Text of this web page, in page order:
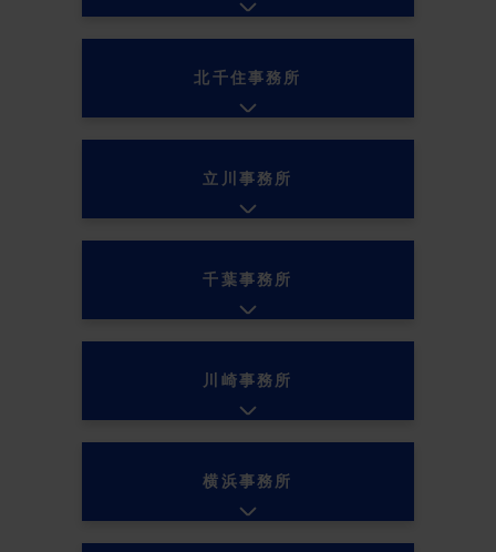
北千住事務所
立川事務所
千葉事務所
川崎事務所
横浜事務所